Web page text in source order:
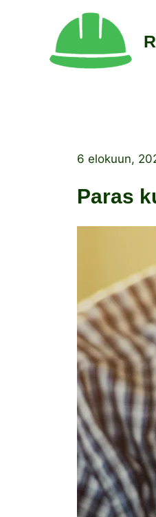
6 elokuun,
Paras